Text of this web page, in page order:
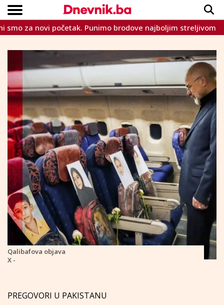
VIJESTI
SPORT
INTERVIEW
TEME
CRNA KRONIKA
LIFESTYLE
Copyright © Dnevnik.ba 2023.
novi početak. Punimo brodove najboljim streljivom
Qalibafova objava
X -
PREGOVORI U PAKISTANU